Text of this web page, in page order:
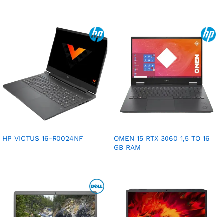
HP VICTUS 16-R0024NF
OMEN 15 RTX 3060 1,5 TO 16
GB RAM